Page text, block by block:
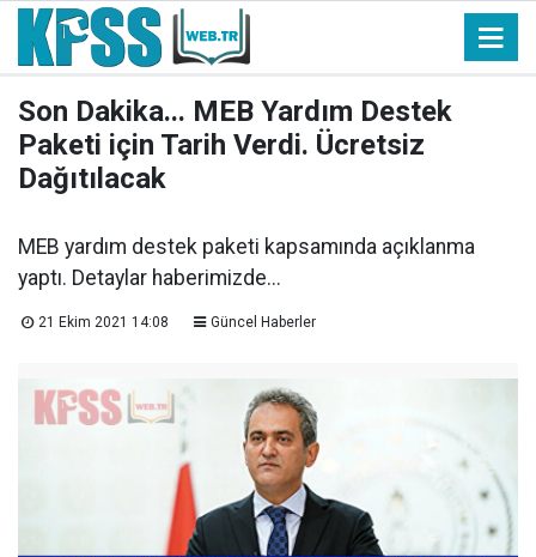
Son Dakika... MEB Yardım Destek
Paketi için Tarih Verdi. Ücretsiz
Dağıtılacak
MEB yardım destek paketi kapsamında açıklanma
yaptı. Detaylar haberimizde...
21 Ekim 2021 14:08 Güncel Haberler